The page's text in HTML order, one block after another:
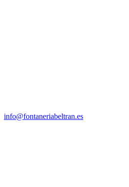
info@fontaneriabeltran.es